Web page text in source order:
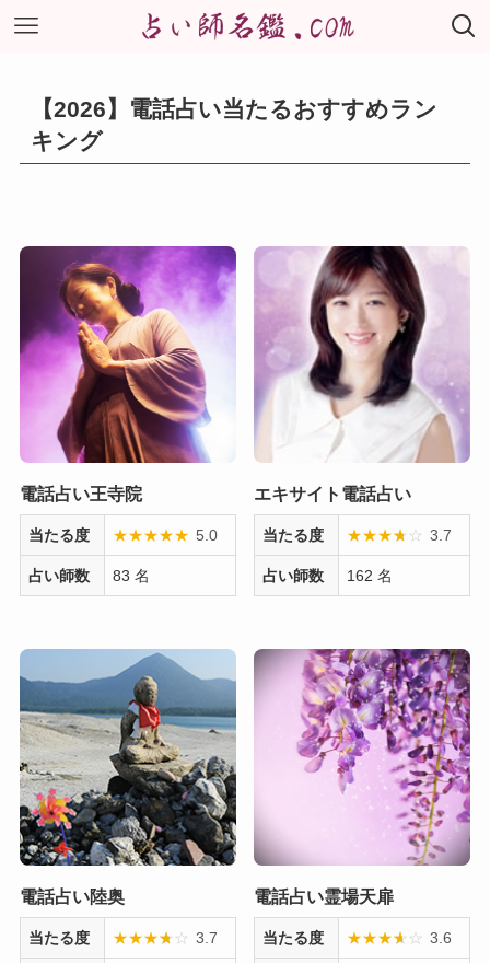
【2026】電話占い当たるおすすめラン
キング
電話占い王寺院
当たる度 ★★★★★ 5.0
占い師数 83 名
エキサイト電話占い
当たる度 ★★★★
☆ ☆ 3.7
占い師数 162 名
電話占い陸奥
当たる度 ★★★★
☆ ☆ 3.7
電話占い霊場天扉
当たる度 ★★★★
☆ ☆ 3.6